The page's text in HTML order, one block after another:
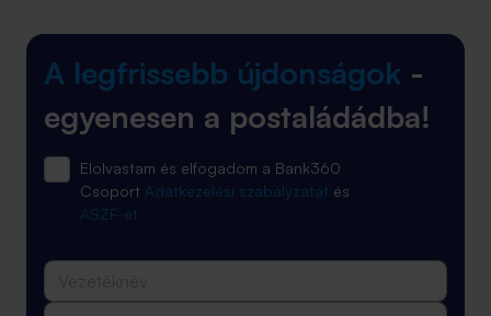
A legfrissebb újdonságok -
egyenesen a postaládádba!
Elolvastam és elfogadom a Bank360
Csoport Adatkezelési szabályzatát és
ÁSZF-ét